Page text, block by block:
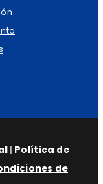
| Política de
de